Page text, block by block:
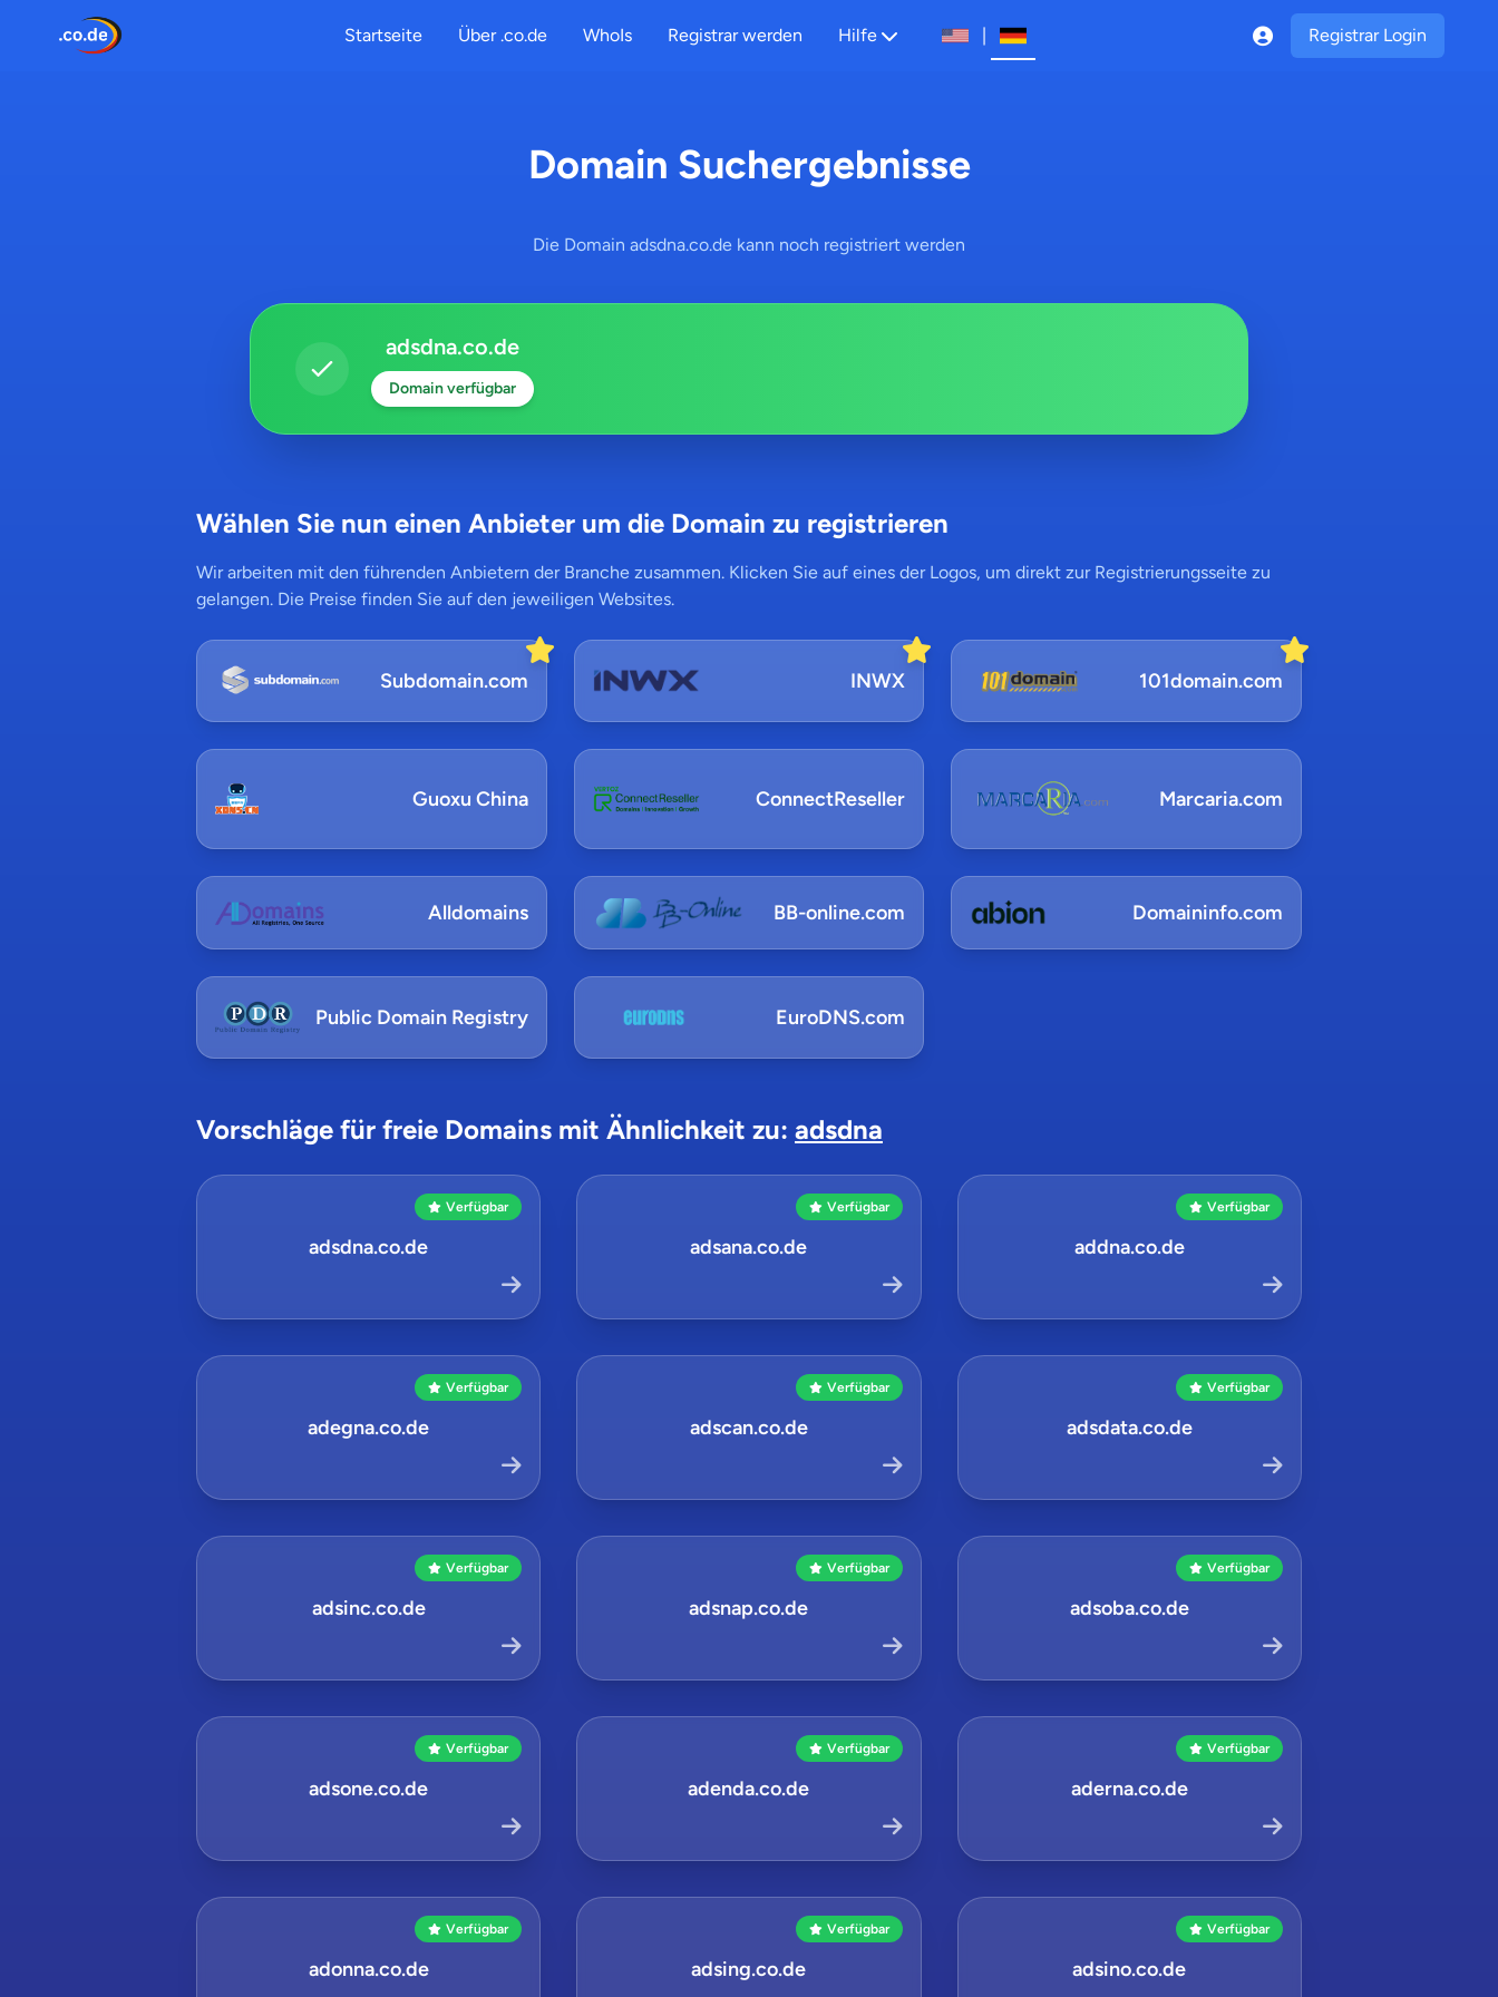
Startseite Über .co.de WhoIs Registrar werden Hilfe | Registrar Login
Domain Suchergebnisse
Die Domain adsdna.co.de kann noch registriert werden
adsdna.co.de
Domain verfügbar
Wählen Sie nun einen Anbieter um die Domain zu registrieren
Wir arbeiten mit den führenden Anbietern der Branche zusammen. Klicken Sie auf eines der Logos, um direkt zur Registrierungsseite zu
gelangen. Die Preise finden Sie auf den jeweiligen Websites.
Subdomain.com INWX 101domain.com
Guoxu China ConnectReseller Marcaria.com
Alldomains BB-online.com Domaininfo.com
Public Domain Registry EuroDNS.com
Vorschläge für freie Domains mit Ähnlichkeit zu: adsdna
Verfügbar
adsdna.co.de
Verfügbar
adsana.co.de
Verfügbar
addna.co.de
Verfügbar
adegna.co.de
Verfügbar
adscan.co.de
Verfügbar
adsdata.co.de
Verfügbar
adsinc.co.de
Verfügbar
adsnap.co.de
Verfügbar
adsoba.co.de
Verfügbar
adsone.co.de
Verfügbar
adenda.co.de
Verfügbar
aderna.co.de
Verfügbar
adonna.co.de
Verfügbar
adsing.co.de
Verfügbar
adsino.co.de